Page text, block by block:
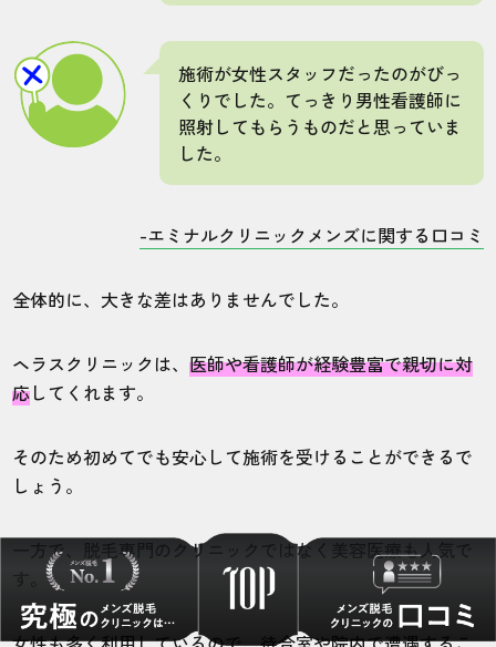
施術が女性スタッフだったのがびっ
くりでした。てっきり男性看護師に
照射してもらうものだと思っていま
した。
-エミナルクリニックメンズに関する口コミ
全体的に、大きな差はありませんでした。
ヘラスクリニックは、医師や看護師が経験豊富で親切に対
応してくれます。
そのため初めてでも安心して施術を受けることができるで
しょう。
一方で、脱毛専門のクリニックではなく美容医療も人気で
す。